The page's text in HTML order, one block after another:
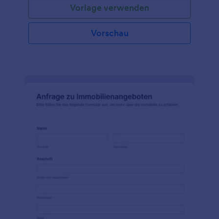
Vorlage für ein Freigabeformular für Immobilien. Mit
dem Freigabeformular für Immobilien können Sie
den gesamten immobilienbezogenen Rechtsprozess
beschleunigen und vereinfachen.Als Käufer oder
Sie können das Formular auch mit über 100 Apps
kombinieren, um Einträge automatisch in andere
B. Cloud-Speicherkonten und Online-Tabellen.
Vorlage verwenden
Vorschau